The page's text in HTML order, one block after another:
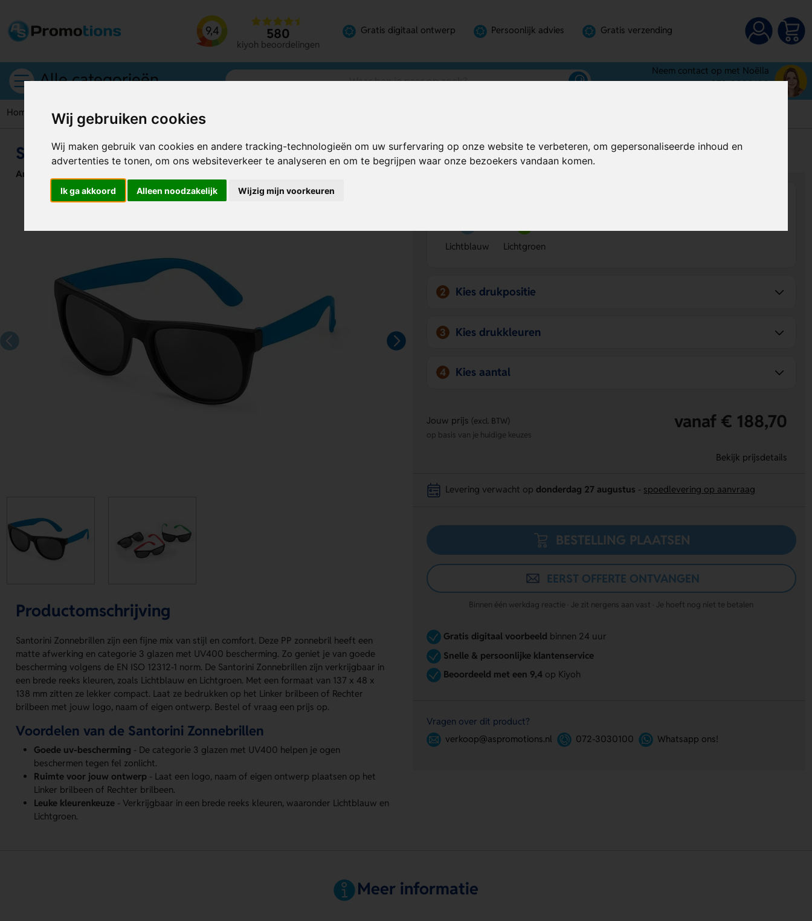
Wij gebruiken cookies
Wij maken gebruik van cookies en andere tracking-technologieën om uw surfervaring op onze website te verbeteren, om gepersonaliseerde inhoud en
advertenties te tonen, om ons websiteverkeer te analyseren en om te begrijpen waar onze bezoekers vandaan komen.
Ik ga akkoord Alleen noodzakelijk Wijzig mijn voorkeuren
9,4 580
kiyoh beoordelingen
Gratis digitaal ontwerp Persoonlijk advies Gratis verzending
Alle categorieën
Neem contact op met Noëlla
072-3030100
Home Zonnebrillen Santorini Zonnebrillen
Santorini Zonnebrillen
Artikelnummer:
Productomschrijving
Santorini Zonnebrillen zijn een fijne mix van stijl en comfort. Deze PP zonnebril heeft een
matte afwerking en categorie 3 glazen met UV400 bescherming. Zo geniet je van goede
bescherming volgens de EN ISO 12312-1 norm. De Santorini Zonnebrillen zijn verkrijgbaar in
een brede reeks kleuren, zoals Lichtblauw en Lichtgroen. Met een formaat van 137 x 48 x
138 mm zitten ze lekker compact. Laat ze bedrukken op het Linker brilbeen of Rechter
brilbeen met jouw logo, naam of eigen ontwerp. Bestel of vraag een prijs op.
Voordelen van de Santorini Zonnebrillen
Goede uv-bescherming - De categorie 3 glazen met UV400 helpen je ogen
beschermen tegen fel zonlicht.
Ruimte voor jouw ontwerp - Laat een logo, naam of eigen ontwerp plaatsen op het
Linker brilbeen of Rechter brilbeen.
Leuke kleurenkeuze - Verkrijgbaar in een brede reeks kleuren, waaronder Lichtblauw en
Lichtgroen.
Bereken mijn prijs Al vanaf€ 0,75 per stuk (excl. BTW)
Lichtblauw Lichtgroen
2 Kies drukpositie
3 Kies drukkleuren
4 Kies aantal
Jouw prijs (excl. BTW) vanaf € 188,70
op basis van je huidige keuzes
Bekijk prijsdetails
Levering verwacht op donderdag 27 augustus spoedlevering op aanvraag
BESTELLING PLAATSEN
EERST OFFERTE ONTVANGEN
Binnen één werkdag reactie · Je zit nergens aan vast · Je hoeft nog niet te betalen
Gratis digitaal voorbeeldbinnen 24 uur
Snelle & persoonlijke klantenservice
Beoordeeld met een 9,4op Kiyoh
Vragen over dit product?
verkoop@aspromotions.nl
072-3030100 Whatsapp ons!
Meer informatie